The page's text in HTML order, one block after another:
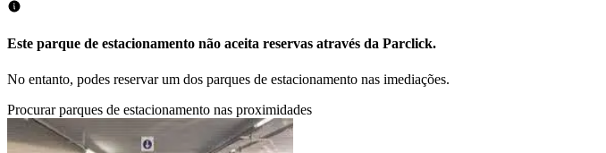
Este parque de estacionamento não aceita reservas através da Parclick.
No entanto, podes reservar um dos parques de estacionamento nas imediações.
Procurar parques de estacionamento nas proximidades